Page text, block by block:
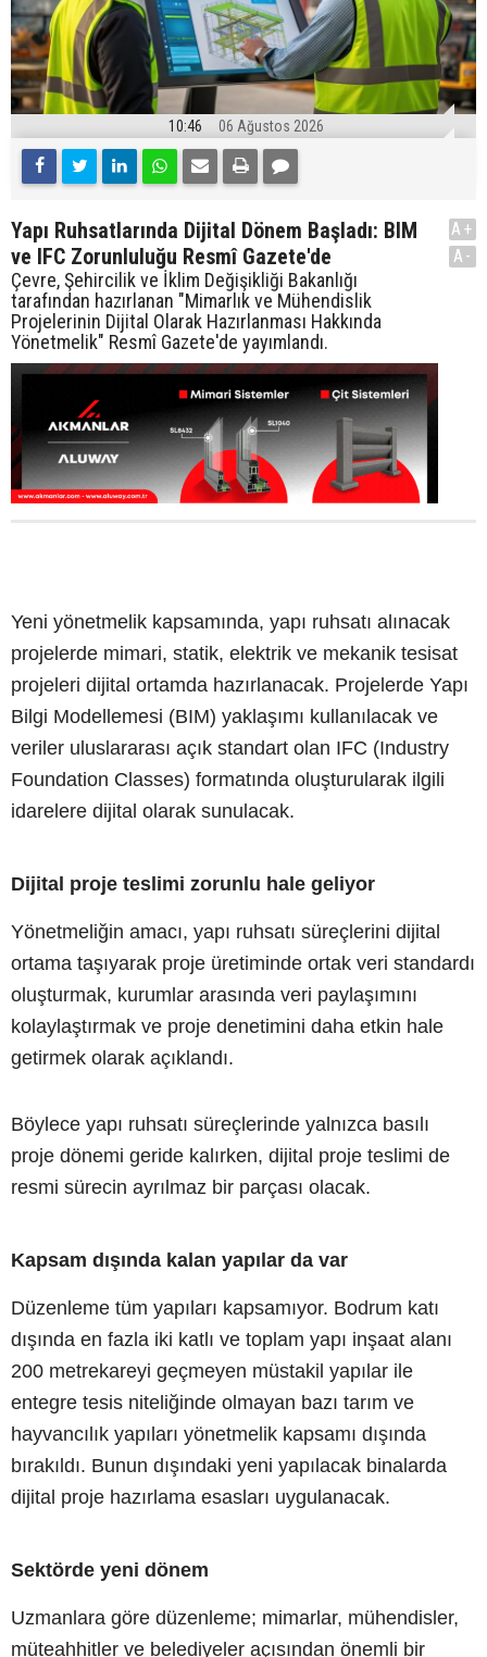
10:46 06 Ağustos 2026
Yapı Ruhsatlarında Dijital Dönem Başladı: BIM
ve IFC Zorunluluğu Resmî Gazete'de
Çevre, Şehircilik ve İklim Değişikliği Bakanlığı
tarafından hazırlanan "Mimarlık ve Mühendislik
Projelerinin Dijital Olarak Hazırlanması Hakkında
Yönetmelik" Resmî Gazete'de yayımlandı.
A+
A-
Yeni yönetmelik kapsamında, yapı ruhsatı alınacak
projelerde mimari, statik, elektrik ve mekanik tesisat
projeleri dijital ortamda hazırlanacak. Projelerde Yapı
Bilgi Modellemesi (BIM) yaklaşımı kullanılacak ve
veriler uluslararası açık standart olan IFC (Industry
Foundation Classes) formatında oluşturularak ilgili
idarelere dijital olarak sunulacak.
Dijital proje teslimi zorunlu hale geliyor
Yönetmeliğin amacı, yapı ruhsatı süreçlerini dijital
ortama taşıyarak proje üretiminde ortak veri standardı
oluşturmak, kurumlar arasında veri paylaşımını
kolaylaştırmak ve proje denetimini daha etkin hale
getirmek olarak açıklandı.
Böylece yapı ruhsatı süreçlerinde yalnızca basılı
proje dönemi geride kalırken, dijital proje teslimi de
resmi sürecin ayrılmaz bir parçası olacak.
Kapsam dışında kalan yapılar da var
Düzenleme tüm yapıları kapsamıyor. Bodrum katı
dışında en fazla iki katlı ve toplam yapı inşaat alanı
200 metrekareyi geçmeyen müstakil yapılar ile
entegre tesis niteliğinde olmayan bazı tarım ve
hayvancılık yapıları yönetmelik kapsamı dışında
bırakıldı. Bunun dışındaki yeni yapılacak binalarda
dijital proje hazırlama esasları uygulanacak.
Sektörde yeni dönem
Uzmanlara göre düzenleme; mimarlar, mühendisler,
müteahhitler ve belediyeler açısından önemli bir